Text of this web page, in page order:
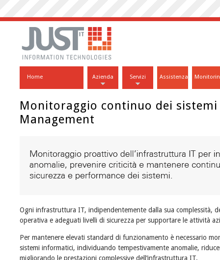
Home Azienda Servizi Assistenza
Monitoraggio continuo dei
Management
Ogni infrastruttura IT, indipendentemente dalla sua complessità,
operativa e adeguati livelli di sicurezza per supportare le attività
Per mantenere elevati standard di funzionamento è necessario
sistemi informatici, individuando tempestivamente anomalie,
migliorando le prestazioni complessive dell’infrastruttura IT.